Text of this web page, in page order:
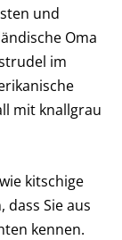
und
Oma
im
mit knallgrau
kitschige
dass Sie aus
kennen.